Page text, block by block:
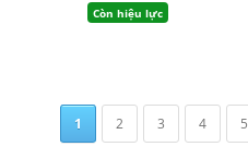
Còn hiệu lực
1 2 3 4 5